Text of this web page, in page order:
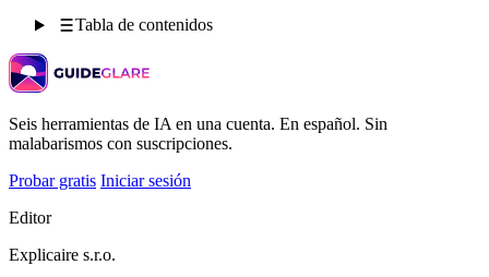
Tabla de contenidos
Seis herramientas de IA en una cuenta. En español. Sin
malabarismos con suscripciones.
Probar gratis Iniciar sesión
Editor
Explicaire s.r.o.